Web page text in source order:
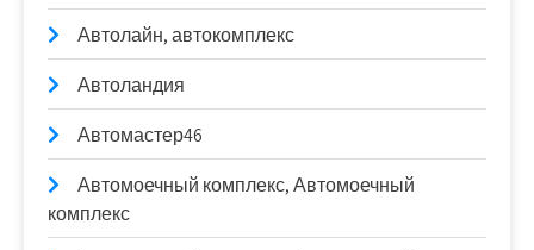
Автолайн, автокомплекс
Автоландия
Автомастер46
Автомоечный комплекс, Автомоечный
комплекс